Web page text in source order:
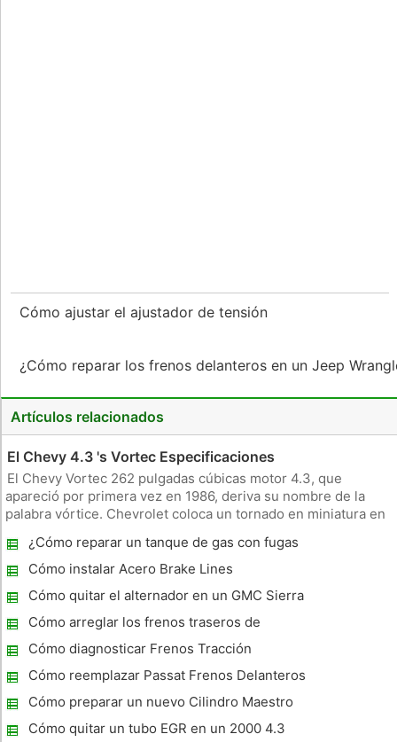
Cómo ajustar el ajustador de tensión
¿Cómo reparar los frenos delanteros en un Jeep
Artículos relacionados
El Chevy 4.3 's Vortec Especificaciones
El Chevy Vortec 262 pulgadas cúbicas motor 4.3, que
apareció por primera vez en 1986, deriva su nombre de la
palabra vórtice. Chevrolet coloca un tornado en miniatura en
combustible-aire para mejorar la combustión. El 4,3-litros V-6
enci
¿Cómo reparar un tanque de gas con fugas
Cómo instalar Acero Brake Lines
Cómo quitar el alternador en un GMC Sierra
2002
Cómo arreglar los frenos traseros de
Scouts
Cómo diagnosticar Frenos Tracción
Cómo reemplazar Passat Frenos Delanteros
Cómo preparar un nuevo Cilindro Maestro
de la instalación
Cómo quitar un tubo EGR en un 2000 4.3